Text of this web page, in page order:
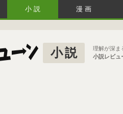
小説 漫画
小説
理解が深ま
小説レビュ